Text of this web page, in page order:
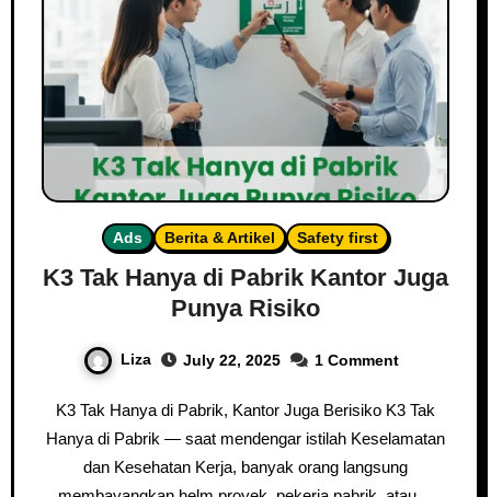
Ads Berita & Artikel Safety first
K3 Tak Hanya di Pabrik Kantor Juga
Punya Risiko
Liza July 22, 2025 1 Comment
K3 Tak Hanya di Pabrik, Kantor Juga Berisiko K3 Tak
Hanya di Pabrik — saat mendengar istilah Keselamatan
dan Kesehatan Kerja, banyak orang langsung